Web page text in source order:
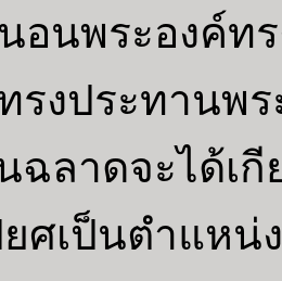
อนพระองค์ทร
รงประทานพ
ลาดจะได้เ
ศเป็นตำแหน่ง